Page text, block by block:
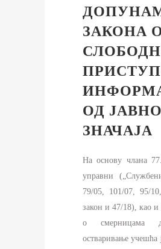
ЗАКОНА
ОД
ЗНАЧАЈА
На основу члана
управни
79/05, 101/07, 95/
закон и 47/18), као
о смерницама
остваривање учешћа